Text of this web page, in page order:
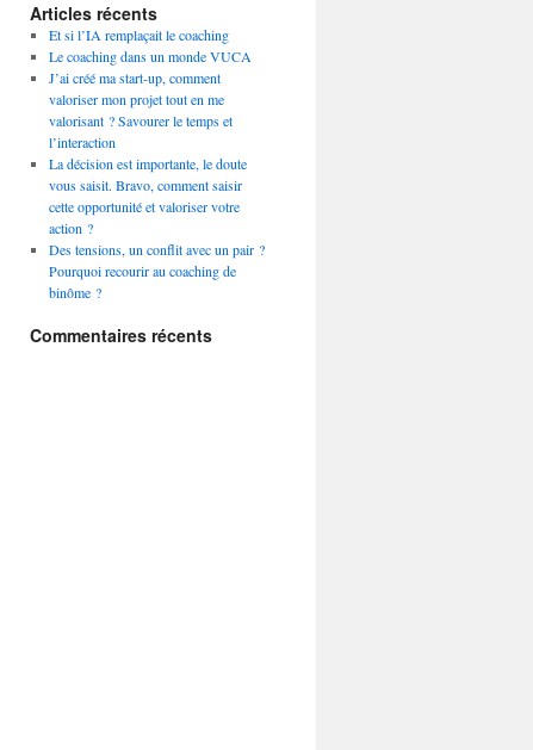
Articles récents
Et si l’IA remplaçait le coaching
Le coaching dans un monde VUCA
J’ai créé ma start-up, comment
valoriser mon projet tout en me
valorisant ? Savourer le temps et
l’interaction
La décision est importante, le doute
vous saisit. Bravo, comment saisir
cette opportunité et valoriser votre
action ?
Des tensions, un conflit avec un pair ?
Pourquoi recourir au coaching de
binôme ?
Commentaires récents